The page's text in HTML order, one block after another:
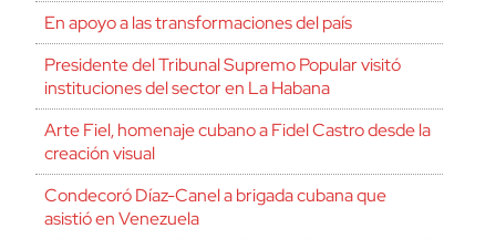
En apoyo a las transformaciones del país
Presidente del Tribunal Supremo Popular visitó
instituciones del sector en La Habana
Arte Fiel, homenaje cubano a Fidel Castro desde la
creación visual
Condecoró Díaz-Canel a brigada cubana que
asistió en Venezuela